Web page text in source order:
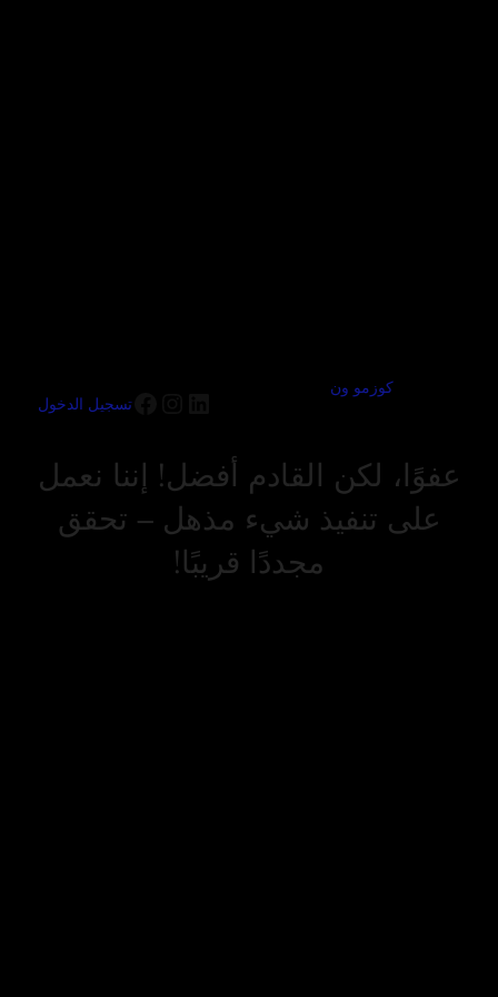
كوزمو ون
تسجيل الدخول
عفوًا، لكن القادم أفضل! إننا نعمل
على تنفيذ شيء مذهل – تحقق
مجددًا قريبًا!